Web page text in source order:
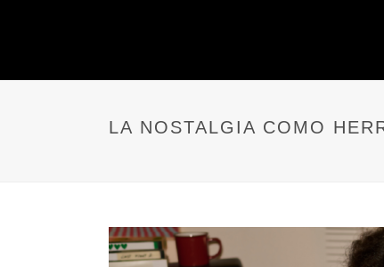
LA NOSTALGIA COMO